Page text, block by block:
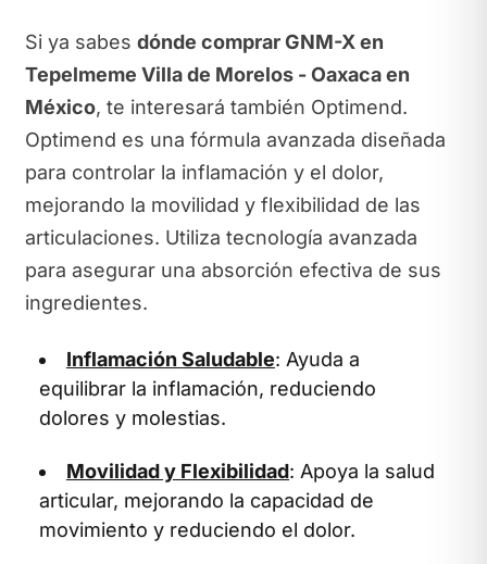
Si ya sabes dónde comprar GNM-X en
Tepelmeme Villa de Morelos - Oaxaca en
México, te interesará también Optimend.
Optimend es una fórmula avanzada diseñada
para controlar la inflamación y el dolor,
mejorando la movilidad y flexibilidad de las
articulaciones. Utiliza tecnología avanzada
para asegurar una absorción efectiva de sus
ingredientes.
Inflamación Saludable: Ayuda a
equilibrar la inflamación, reduciendo
dolores y molestias.
Movilidad y Flexibilidad: Apoya la salud
articular, mejorando la capacidad de
movimiento y reduciendo el dolor.